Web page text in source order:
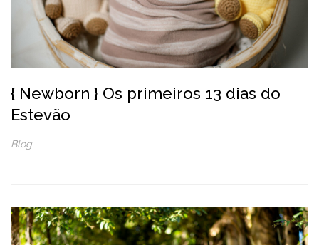
{ Newborn } Os primeiros 13 dias do
Estevão
Blog